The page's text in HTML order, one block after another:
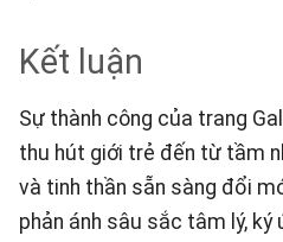
Kết luận
Sự thành công của trang
thu hút giới trẻ đến từ tầm
và tinh thần sẵn sàng đổi
phản ánh sâu sắc tâm lý,